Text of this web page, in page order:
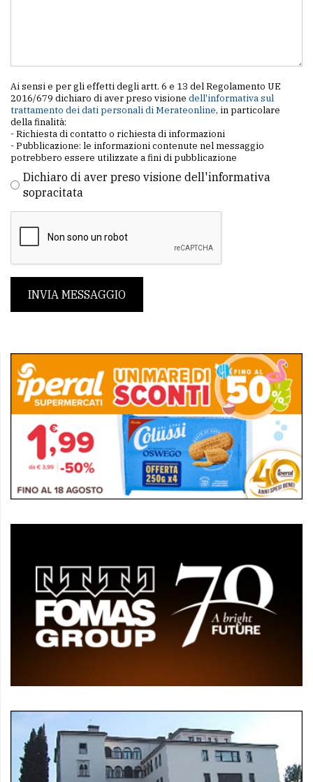
Ai sensi e per gli effetti degli artt. 6 e 13 del Regolamento UE
2016/679 dichiaro di aver preso visione dell'informativa sul
trattamento dei dati personali di Merateonline, in particolare
della finalità:
- Richiesta di contatto o richiesta di informazioni
- Pubblicazione: le informazioni contenute nel messaggio
potrebbero essere utilizzate a fini di pubblicazione
Dichiaro di aver preso visione dell'informativa
sopracitata
INVIA MESSAGGIO